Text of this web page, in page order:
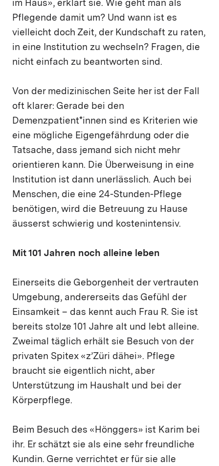
im Haus», erklärt sie. Wie geht man als
Pflegende damit um? Und wann ist es
vielleicht doch Zeit, der Kundschaft zu raten,
in eine Institution zu wechseln? Fragen, die
nicht einfach zu beantworten sind.
Von der medizinischen Seite her ist der Fall
oft klarer: Gerade bei den
Demenzpatient*innen sind es Kriterien wie
eine mögliche Eigengefährdung oder die
Tatsache, dass jemand sich nicht mehr
orientieren kann. Die Überweisung in eine
Institution ist dann unerlässlich. Auch bei
Menschen, die eine 24-Stunden-Pflege
benötigen, wird die Betreuung zu Hause
äusserst schwierig und kostenintensiv.
Mit 101 Jahren noch alleine leben
Einerseits die Geborgenheit der vertrauten
Umgebung, andererseits das Gefühl der
Einsamkeit – das kennt auch Frau R. Sie ist
bereits stolze 101 Jahre alt und lebt alleine.
Zweimal täglich erhält sie Besuch von der
privaten Spitex «z’Züri dähei». Pflege
braucht sie eigentlich nicht, aber
Unterstützung im Haushalt und bei der
Körperpflege.
Beim Besuch des «Hönggers» ist Karim bei
ihr. Er schätzt sie als eine sehr freundliche
Kundin. Gerne verrichtet er für sie alle